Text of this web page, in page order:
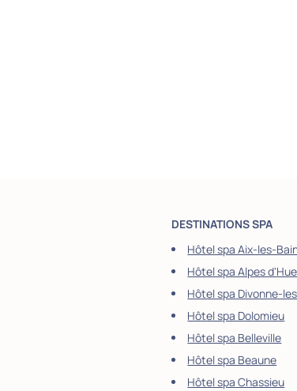
DESTINATIONS SPA
Hôtel spa Aix-les-
Hôtel spa Alpes
Hôtel spa Divonne-
Hôtel spa Dolomieu
Hôtel spa Belleville
Hôtel spa Beaune
Hôtel spa Chassieu